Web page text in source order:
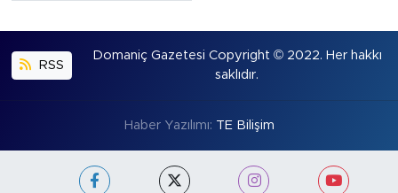
RSS
Domaniç Gazetesi Copyright © 2022. Her hakkı
saklıdır.
Haber Yazılımı: TE Bilişim